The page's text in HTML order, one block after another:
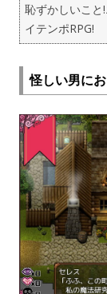
恥ずかしいこと
イテンポRPG!
怪しい男に